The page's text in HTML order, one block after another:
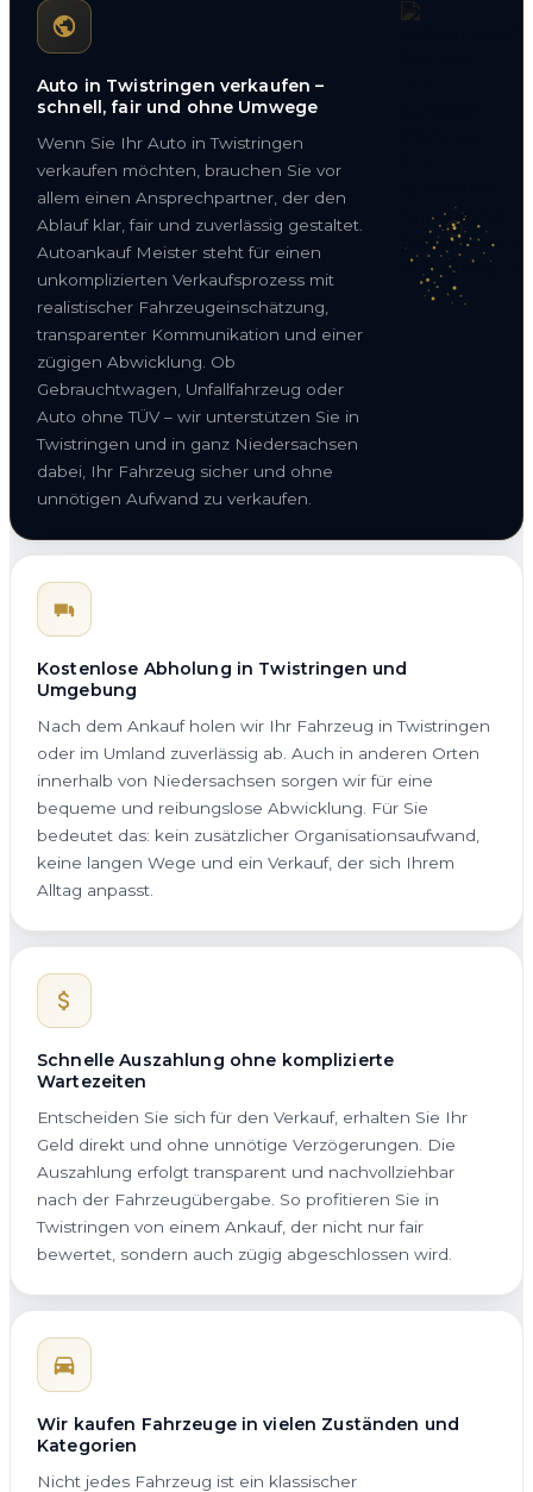
Auto in Twistringen verkaufen –
schnell, fair und ohne Umwege
Wenn Sie Ihr Auto in Twistringen
verkaufen möchten, brauchen Sie vor
allem einen Ansprechpartner, der den
Ablauf klar, fair und zuverlässig gestaltet.
Autoankauf Meister steht für einen
unkomplizierten Verkaufsprozess mit
realistischer Fahrzeugeinschätzung,
transparenter Kommunikation und einer
zügigen Abwicklung. Ob
Gebrauchtwagen, Unfallfahrzeug oder
Auto ohne TÜV – wir unterstützen Sie in
Twistringen und in ganz Niedersachsen
dabei, Ihr Fahrzeug sicher und ohne
unnötigen Aufwand zu verkaufen.
Kostenlose Abholung in Twistringen und
Umgebung
Nach dem Ankauf holen wir Ihr Fahrzeug in Twistringen
oder im Umland zuverlässig ab. Auch in anderen Orten
innerhalb von Niedersachsen sorgen wir für eine
bequeme und reibungslose Abwicklung. Für Sie
bedeutet das: kein zusätzlicher Organisationsaufwand,
keine langen Wege und ein Verkauf, der sich Ihrem
Alltag anpasst.
Schnelle Auszahlung ohne komplizierte
Wartezeiten
Entscheiden Sie sich für den Verkauf, erhalten Sie Ihr
Geld direkt und ohne unnötige Verzögerungen. Die
Auszahlung erfolgt transparent und nachvollziehbar
nach der Fahrzeugübergabe. So profitieren Sie in
Twistringen von einem Ankauf, der nicht nur fair
bewertet, sondern auch zügig abgeschlossen wird.
Wir kaufen Fahrzeuge in vielen Zuständen und
Kategorien
Nicht jedes Fahrzeug ist ein klassischer